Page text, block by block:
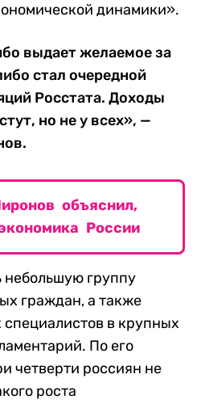
динамики».
выдает желаемое за
стал очередной
Росстата. Доходы
но не у всех», —
объяснил,
России
небольшую группу
граждан, а также
в крупных
По его
четверти россиян не
роста